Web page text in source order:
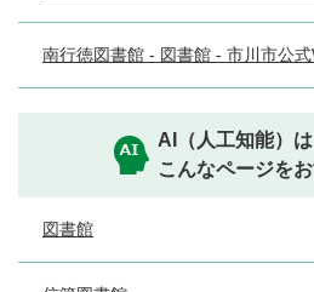
南行徳図書館 - 図書館 - 市川市公式
AI（人工知能）は
こんなページを
図書館